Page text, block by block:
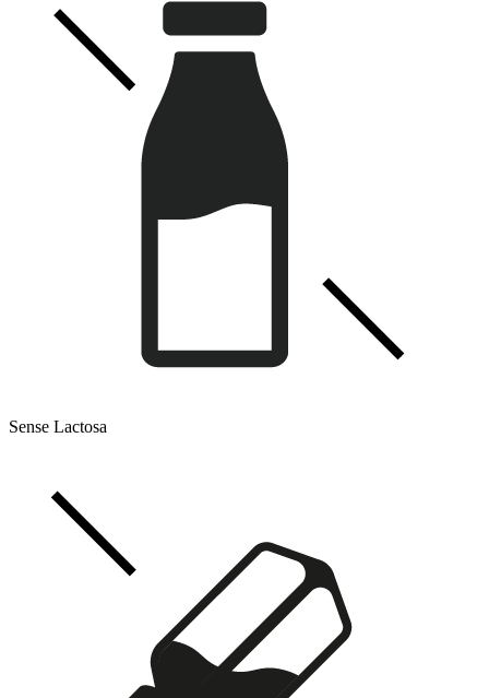
Sense Lactosa